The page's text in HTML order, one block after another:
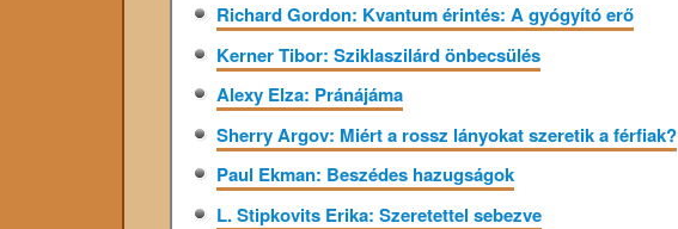
Richard Gordon: Kvantum érintés: A gyógyító erő
Kerner Tibor: Sziklaszilárd önbecsülés
Alexy Elza: Pránájáma
Sherry Argov: Miért a rossz lányokat szeretik a férfiak?
Paul Ekman: Beszédes hazugságok
L. Stipkovits Erika: Szeretettel sebezve